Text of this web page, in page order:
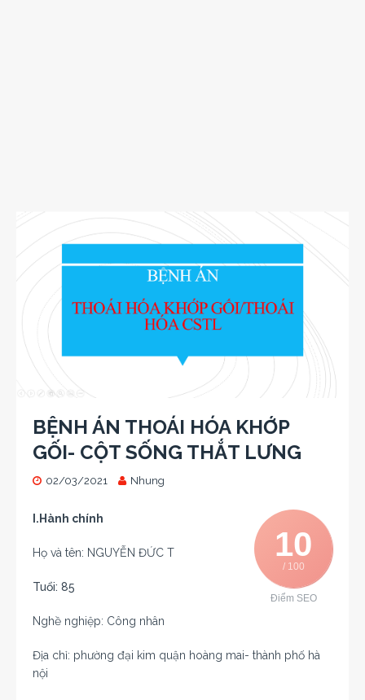
BỆNH ÁN THOÁI HÓA KHỚP
GỐI- CỘT SỐNG THẮT LƯNG
02/03/2021 Nhung
10
/ 100
Điểm SEO
I.Hành chính
Họ và tên: NGUYỄN ĐỨC T
Tuổi: 85
Nghề nghiệp: Công nhân
Địa chỉ: phường đại kim quận hoàng mai- thành phố hà
nội